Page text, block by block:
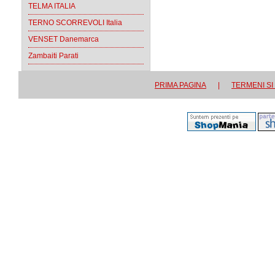
TELMA ITALIA
TERNO SCORREVOLI Italia
VENSET Danemarca
Zambaiti Parati
PRIMA PAGINA TERMENI SI